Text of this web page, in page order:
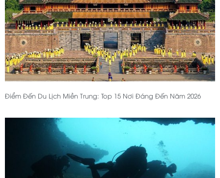
Điểm Đến Du Lịch Miền Trung: Top 15 Nơi Đáng Đến Năm 2026